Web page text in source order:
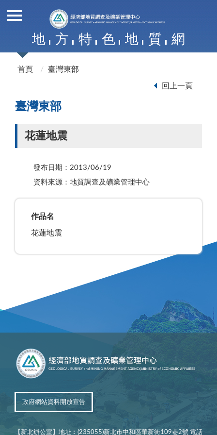
地 方 特 色 地 質 網
首頁 臺灣東部
回上一頁
臺灣東部
花蓮地震
發布日期：2013/06/19
資料來源：地質調查及礦業管理中心
作品名
花蓮地震
政府網站資料開放宣告
【新北辦公室】地址︰(235055)新北市中和區華新街109巷2號 電話